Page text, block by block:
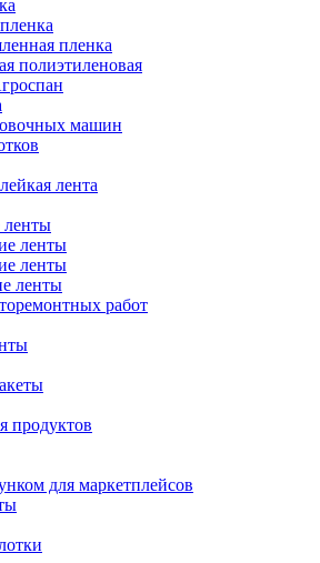
пленка
полиэтиленовая
машин
лента
ленты
ленты
ленты
ленты
работ
продуктов
для маркетплейсов